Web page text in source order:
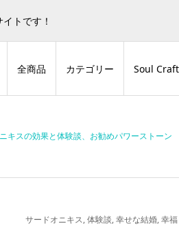
トです！
全商品 カテゴリー Soul
キスの効果と体験談、お勧めパワーストーン
サードオニキス,体験談,幸せな結婚,幸福
蒼色庭園グッズとデジタルコ